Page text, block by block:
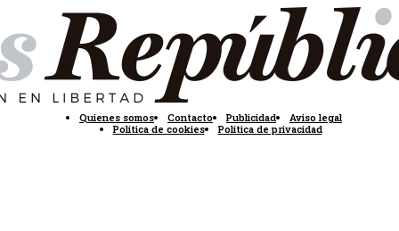
Quienes somos Contacto Publicidad
Aviso legal
Política de cookies
Política de privacidad